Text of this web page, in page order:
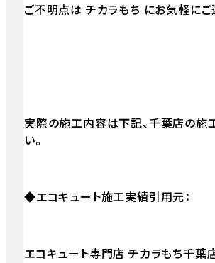
ご不明点は チカラもち にお気軽にご
実際の施工内容は下記、千葉店の施
い。
◆エコキュート施工実績引用元：
エコキュート専門店 チカラもち千葉